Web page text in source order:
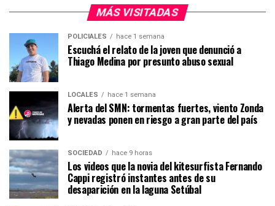
MÁS VISITADAS
POLICIALES hace 1 semana
Escuchá el relato de la joven que denunció a
Thiago Medina por presunto abuso sexual
LOCALES hace 1 semana
Alerta del SMN: tormentas fuertes, viento Zonda
y nevadas ponen en riesgo a gran parte del país
SOCIEDAD hace 9 horas
Los videos que la novia del kitesurfista Fernando
Cappi registró instantes antes de su
desaparición en la laguna Setúbal